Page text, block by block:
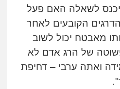
לשאלה האם פעל
הקובעים לאחר
מאבטח יכול לשוב
של הרג אדם לא
ואתה ערבי – דחיפת
".